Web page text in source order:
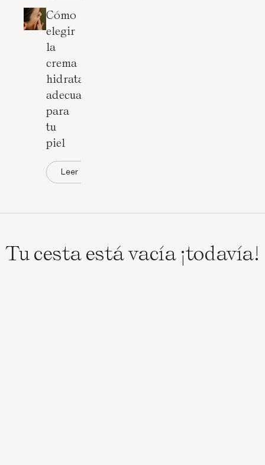
Cómo
elegir
la
crema
hidratante
adecuada
para
tu
piel
Leer
Tu cesta está vacía ¡todavía!